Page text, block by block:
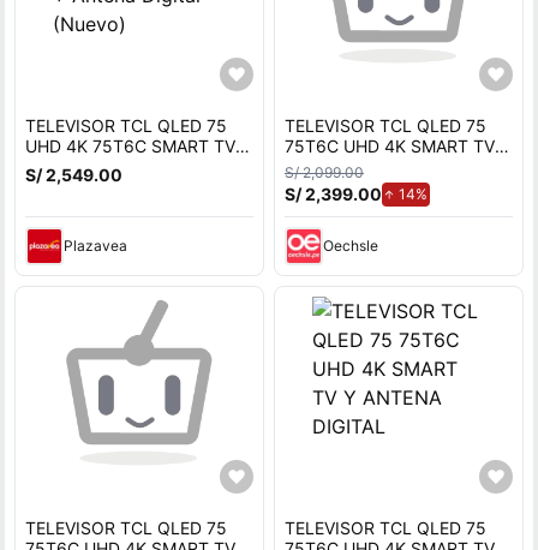
TELEVISOR TCL QLED 75
UHD 4K 75T6C SMART TV +
Antena Digital (Nuevo)
S/ 2,549.00
Plazavea
TELEVISOR TCL QLED 75
75T6C UHD 4K SMART TV Y
ANTENA DIGITAL
S/ 2,099.00
S/ 2,399.00 14%de aumento.
Oechsle
TELEVISOR TCL QLED 75
TELEVISOR TCL QLED 75